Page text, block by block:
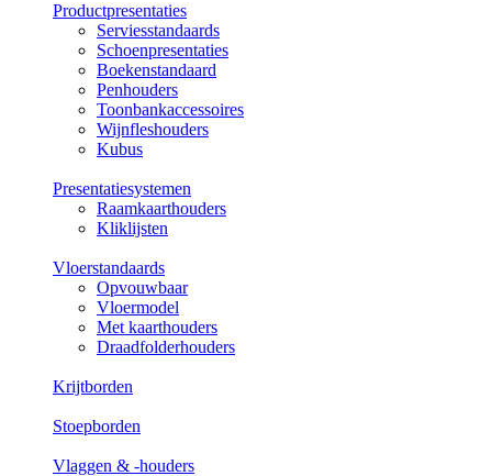
Productpresentaties
Serviesstandaards
Schoenpresentaties
Boekenstandaard
Penhouders
Toonbankaccessoires
Wijnfleshouders
Kubus
Presentatiesystemen
Raamkaarthouders
Kliklijsten
Vloerstandaards
Opvouwbaar
Vloermodel
Met kaarthouders
Draadfolderhouders
Krijtborden
Stoepborden
Vlaggen & -houders